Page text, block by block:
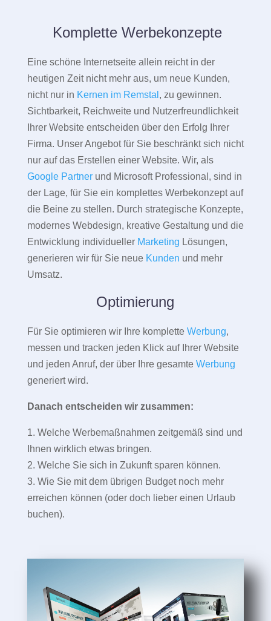
Komplette Werbekonzepte
Eine schöne Internetseite allein reicht in der
heutigen Zeit nicht mehr aus, um neue Kunden,
nicht nur in Kernen im Remstal , zu gewinnen.
Sichtbarkeit, Reichweite und Nutzerfreundlichkeit
Ihrer Website entscheiden über den Erfolg Ihrer
Firma. Unser Angebot für Sie beschränkt sich nicht
nur auf das Erstellen einer Website. Wir, als
Google Partnerund Microsoft Professional, sind in
der Lage, für Sie ein komplettes Werbekonzept auf
die Beine zu stellen. Durch strategische Konzepte,
modernes Webdesign, kreative Gestaltung und die
Entwicklung individueller Marketing Lösungen,
generieren wir für Sie neue Kunden und mehr
Umsatz.
Optimierung
Für Sie optimieren wir Ihre komplette Werbung,
messen und tracken jeden Klick auf Ihrer Website
und jeden Anruf, der über Ihre gesamte Werbung
generiert wird.
Danach entscheiden wir zusammen:
1. Welche Werbemaßnahmen zeitgemäß sind und
Ihnen wirklich etwas bringen.
2. Welche Sie sich in Zukunft sparen können.
3. Wie Sie mit dem übrigen Budget noch mehr
erreichen können (oder doch lieber einen Urlaub
buchen).